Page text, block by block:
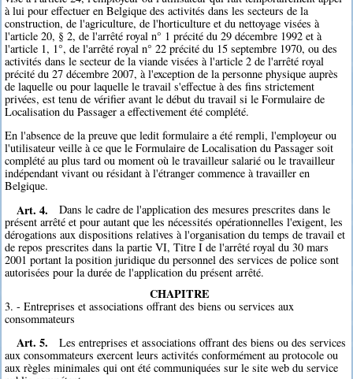
à lui pour effectuer en Belgique des activités dans les secteurs de la
construction, de l'agriculture, de l'horticulture et du nettoyage visées à
l'article 20, § 2, de l'arrêté royal n° 1 précité du 29 décembre 1992 et à
l'article 1, 1°, de l'arrêté royal n° 22 précité du 15 septembre 1970, ou des
activités dans le secteur de la viande visées à l'article 2 de l'arrêté royal
précité du 27 décembre 2007, à l'exception de la personne physique auprès
de laquelle ou pour laquelle le travail s'effectue à des fins strictement
privées, est tenu de vérifier avant le début du travail si le Formulaire de
Localisation du Passager a effectivement été complété.
En l'absence de la preuve que ledit formulaire a été rempli, l'employeur ou
l'utilisateur veille à ce que le Formulaire de Localisation du Passager soit
complété au plus tard ou moment où le travailleur salarié ou le travailleur
indépendant vivant ou résidant à l'étranger commence à travailler en
Belgique.
Art. 4.
Dans le cadre de l'application des mesures prescrites dans le
présent arrêté et pour autant que les nécessités opérationnelles l'exigent, les
dérogations aux dispositions relatives à l'organisation du temps de travail et
de repos prescrites dans la partie VI, Titre I de l'arrêté royal du 30 mars
2001 portant la position juridique du personnel des services de police sont
autorisées pour la durée de l'application du présent arrêté.
CHAPITRE
3. - Entreprises et associations offrant des biens ou services aux
consommateurs
Art. 5.
Les entreprises et associations offrant des biens ou des services
aux consommateurs exercent leurs activités conformément au protocole ou
aux règles minimales qui ont été communiquées sur le site web du service